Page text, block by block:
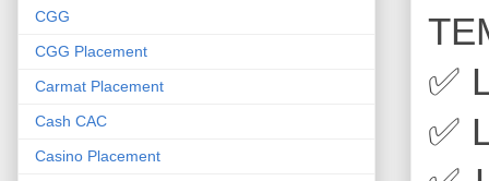
✅
✅
CGG
CGG Placement
Carmat Placement
Cash CAC
Casino Placement